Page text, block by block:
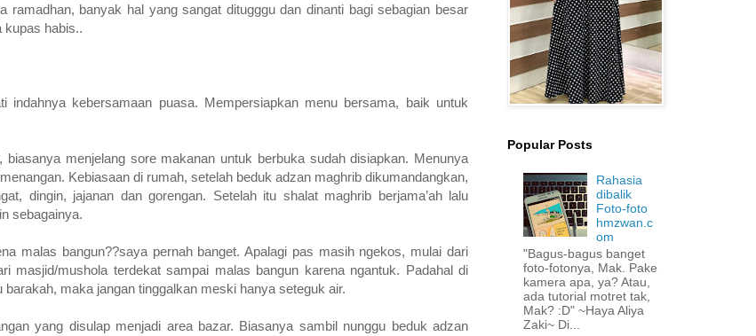
banyak hal yang sangat ditugggu dan dinanti bagi sebagian besar
kupas habis..
kebersamaan puasa. Mempersiapkan menu bersama, baik untuk
menjelang sore makanan untuk berbuka sudah disiapkan. Menunya
Kebiasaan di rumah, setelah beduk adzan maghrib dikumandangkan,
dingin, jajanan dan gorengan. Setelah itu shalat maghrib berjama’ah lalu
sebagainya.
malas bangun??saya pernah banget. Apalagi pas masih ngekos, mulai dari
masjid/mushola terdekat sampai malas bangun karena ngantuk. Padahal di
maka jangan tinggalkan meski hanya seteguk air.
yang disulap menjadi area bazar. Biasanya sambil nunggu beduk adzan
Popular Posts
Rahasia
dibalik
Foto-foto
hmzwan.c
om
"Bagus-bagus banget
foto-fotonya, Mak. Pake
kamera apa, ya? Atau,
ada tutorial motret tak,
Mak? :D" ~Haya Aliya
Zaki~ Di...